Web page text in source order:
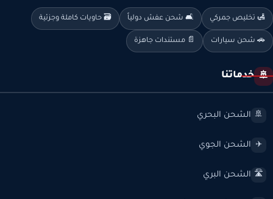
🛃 تخليص جمركي 🛋️ شحن عفش دولياً 🗃️ حاويات كاملة وجزئية
🚗 شحن سيارات 📄 مستندات جاهزة
🚢 خدماتنا
🚢 الشحن البحري
✈️ الشحن الجوي
🛣️ الشحن البري